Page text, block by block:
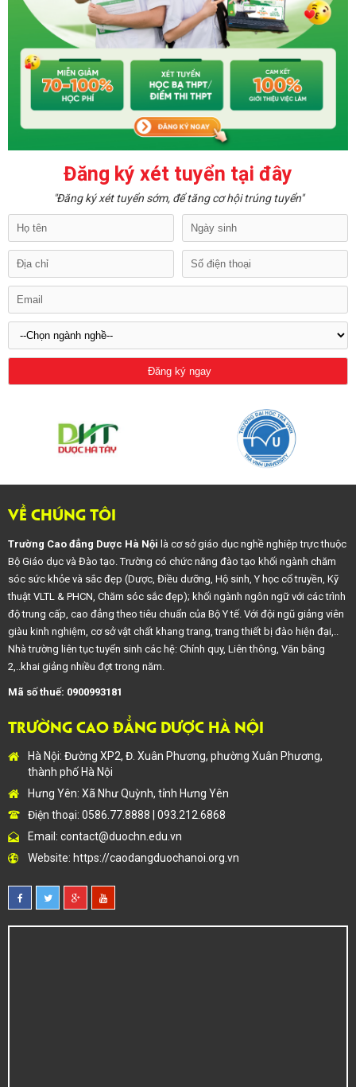
Đăng ký xét tuyển tại đây
"Đăng ký xét tuyển sớm, để tăng cơ hội trúng tuyển"
VỀ CHÚNG TÔI
Trường Cao đẳng Dược Hà Nội là cơ sở giáo dục nghề nghiệp trực thuộc
Bộ Giáo dục và Đào tạo. Trường có chức năng đào tạo khối ngành chăm
sóc sức khỏe và sắc đẹp (Dược, Điều dưỡng, Hộ sinh, Y học cổ truyền, Kỹ
thuật VLTL & PHCN, Chăm sóc sắc đẹp); khối ngành ngôn ngữ với các trình
độ trung cấp, cao đẳng theo tiêu chuẩn của Bộ Y tế. Với đội ngũ giảng viên
giàu kinh nghiệm, cơ sở vật chất khang trang, trang thiết bị đào hiện đại,..
Nhà trường liên tục tuyển sinh các hệ: Chính quy, Liên thông, Văn bằng
2,..khai giảng nhiều đợt trong năm.
Mã số thuế: 0900993181
TRƯỜNG CAO ĐẲNG DƯỢC HÀ NỘI
Hà Nội: Đường XP2, Đ. Xuân Phương, phường Xuân Phương,
thành phố Hà Nội
Hưng Yên: Xã Như Quỳnh, tỉnh Hưng Yên
Điện thoại: 0586.77.8888 | 093.212.6868
Email: contact@duochn.edu.vn
Website: https://caodangduochanoi.org.vn